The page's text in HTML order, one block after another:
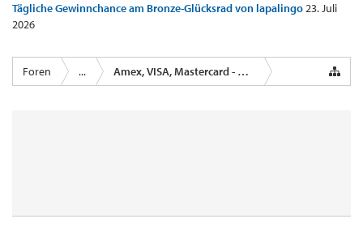
Tägliche Gewinnchance am Bronze-Glücksrad von lapalingo23. Juli
2026
Foren ... Amex, VISA, Mastercard - Kreditkartenanbieter